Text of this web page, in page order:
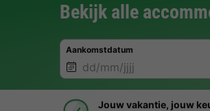
Bekijk alle
Aankomstdatum
Jouw vakantie, jouw